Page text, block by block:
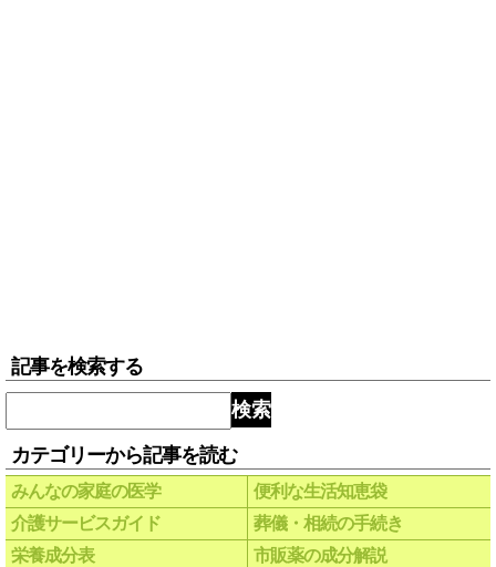
記事を検索する
検索
カテゴリーから記事を読む
みんなの家庭の医学
便利な生活知恵袋
介護サービスガイド
葬儀・相続の手続き
栄養成分表
市販薬の成分解説